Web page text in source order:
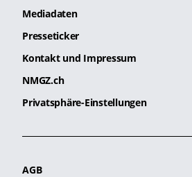
Mediadaten
Presseticker
Kontakt und Impressum
NMGZ.ch
Privatsphäre-Einstellungen
AGB